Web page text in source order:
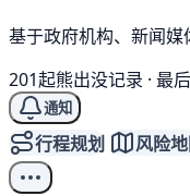
基于政府机构、新闻媒
201起熊出没记录 · 最
通知
行程规划 风险